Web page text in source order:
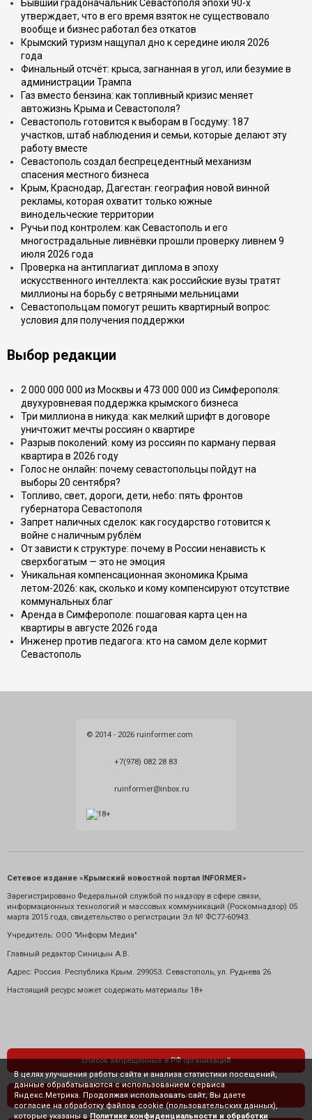
Бывший градоначальник Севастополя эпохи 90-х
утверждает, что в его время взяток не существовало
вообще и бизнес работал без откатов
Крымский туризм нащупал дно к середине июля 2026
года
Финальный отсчёт: крыса, загнанная в угол, или безумие в
администрации Трампа
Газ вместо бензина: как топливный кризис меняет
автожизнь Крыма и Севастополя?
Севастополь готовится к выборам в Госдуму: 187
участков, штаб наблюдения и семьи, которые делают эту
работу вместе
Севастополь создал беспрецедентный механизм
спасения местного бизнеса
Крым, Краснодар, Дагестан: география новой винной
рекламы, которая охватит только южные
винодельческие территории
Ручьи под контролем: как Севастополь и его
многострадальные ливнёвки прошли проверку ливнем 9
июля 2026 года
Проверка на антиплагиат диплома в эпоху
искусственного интеллекта: как российские вузы тратят
миллионы на борьбу с ветряными мельницами
Севастопольцам помогут решить квартирный вопрос:
условия для получения поддержки
Выбор редакции
2 000 000 000 из Москвы и 473 000 000 из Симферополя:
двухуровневая поддержка крымского бизнеса
Три миллиона в никуда: как мелкий шрифт в договоре
уничтожит мечты россиян о квартире
Разрыв поколений: кому из россиян по карману первая
квартира в 2026 году
Голос не онлайн: почему севастопольцы пойдут на
выборы 20 сентября?
Топливо, свет, дороги, дети, небо: пять фронтов
губернатора Севастополя
Запрет наличных сделок: как государство готовится к
войне с наличным рублём
От зависти к структуре: почему в России ненависть к
сверхбогатым — это не эмоция
Уникальная компенсационная экономика Крыма
летом-2026: как, сколько и кому компенсируют отсутствие
коммунальных благ
Аренда в Симферополе: пошаговая карта цен на
квартиры в августе 2026 года
Инженер против педагога: кто на самом деле кормит
Севастополь
© 2014 - 2026 ruinformer.com
+7(978) 082 28 83
ruinformer@inbox.ru
Сетевое издание «Крымский новостной портал INFORMER»
Зарегистрировано Федеральной службой по надзору в сфере связи,
информационных технологий и массовых коммуникаций (Роскомнадзор) 05
марта 2015 года, свидетельство о регистрации Эл № ФС77-60943.
Учредитель: ООО "Информ Медиа"
Главный редактор Синицын А.В.
Адрес: Россия. Республика Крым. 299053. Севастополь, ул. Руднева 26.
Настоящий ресурс может содержать материалы 18+
список запрещенных в РФ организаций
политика конфиденциальности
В целях улучшения работы сайта и анализа статистики посещений,
данные обрабатываются с использованием сервиса
Яндекс.Метрика. Продолжая использовать сайт, Вы даете
согласие на обработку файлов cookie (пользовательских данных),
которые указаны в Политике конфиденциальности и обработки